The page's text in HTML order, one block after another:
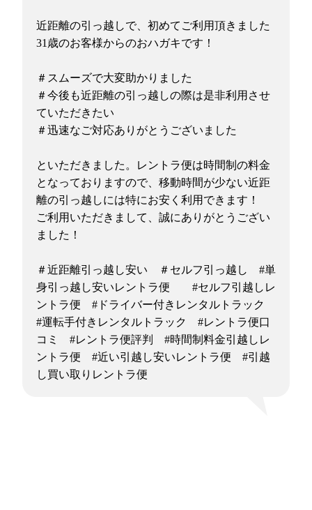
近距離の引っ越しで、初めてご利用頂きました
31歳のお客様からのおハガキです！
＃スムーズで大変助かりました
＃今後も近距離の引っ越しの際は是非利用させ
ていただきたい
＃迅速なご対応ありがとうございました
といただきました。レントラ便は時間制の料金
となっておりますので、移動時間が少ない近距
離の引っ越しには特にお安く利用できます！
ご利用いただきまして、誠にありがとうござい
ました！
＃近距離引っ越し安い ＃セルフ引っ越し #単
身引っ越し安いレントラ便 #セルフ引越しレ
ントラ便 #ドライバー付きレンタルトラック
#運転手付きレンタルトラック #レントラ便口
コミ #レントラ便評判 #時間制料金引越しレ
ントラ便 #近い引越し安いレントラ便 #引越
し買い取りレントラ便